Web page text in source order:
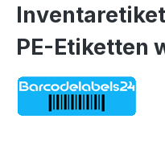
PE-Etiketten